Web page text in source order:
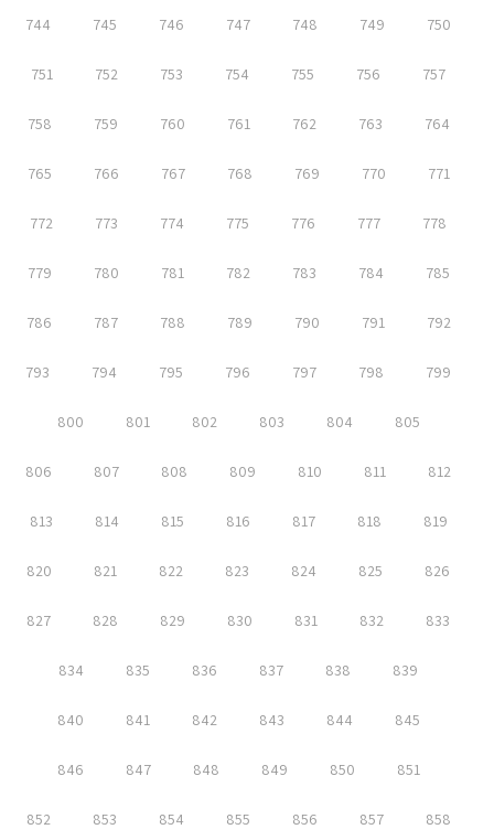
744 745 746 747 748 749 750
751 752 753 754 755 756 757
758 759 760 761 762 763 764
765 766 767 768 769 770 771
772 773 774 775 776 777 778
779 780 781 782 783 784 785
786 787 788 789 790 791 792
793 794 795 796 797 798 799
800 801 802 803 804 805
806 807 808 809 810 811 812
813 814 815 816 817 818 819
820 821 822 823 824 825 826
827 828 829 830 831 832 833
834 835 836 837 838 839
840 841 842 843 844 845
846 847 848 849 850 851
852 853 854 855 856 857 858